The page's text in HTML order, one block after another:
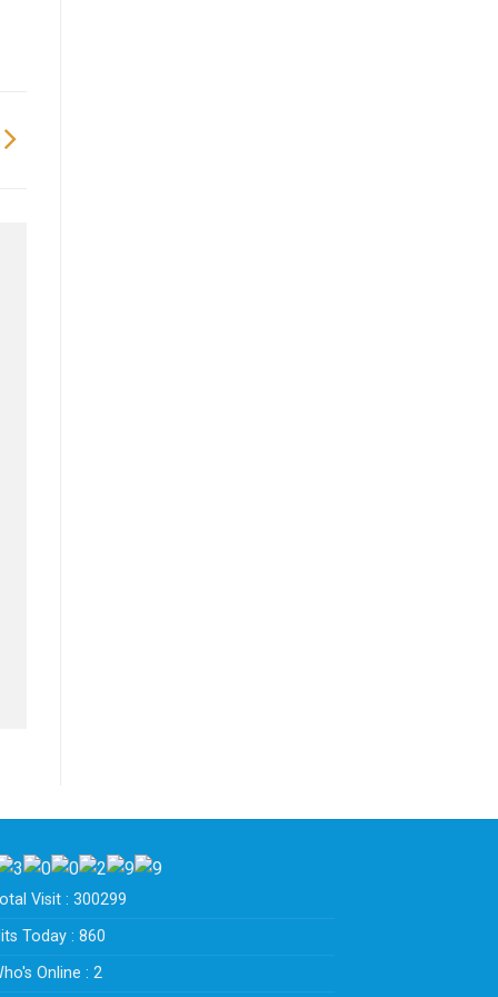
Visit : 300299
Today : 860
Online : 2